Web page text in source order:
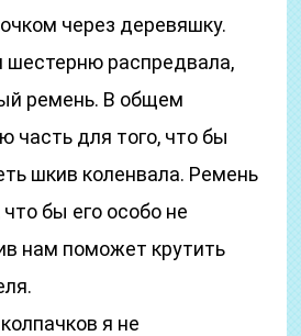
через деревяшку.
шестерню распредвала,
ремень. В общем
часть для того, что бы
шкив коленвала. Ремень
бы его особо не
нам поможет крутить
я не